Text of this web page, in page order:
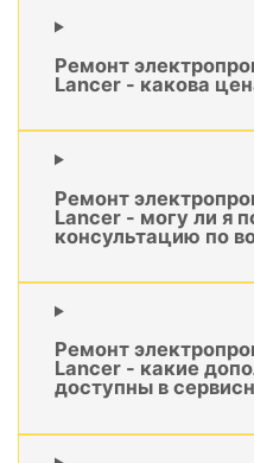
Ремонт
Lancer - какова
Ремонт
Lancer - могу ли я
консультацию по
Ремонт
Lancer - какие
доступны в